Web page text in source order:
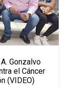
Gonzalvo
el Cáncer
(VIDEO)